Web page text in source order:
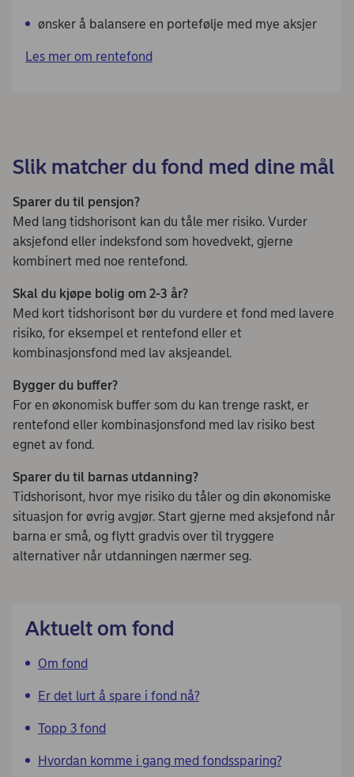
ønsker å balansere en portefølje med mye aksjer
Les mer om rentefond
Slik matcher du fond med dine mål
Sparer du til pensjon?
Med lang tidshorisont kan du tåle mer risiko. Vurder
aksjefond eller indeksfond som hovedvekt, gjerne
kombinert med noe rentefond.
Skal du kjøpe bolig om 2-3 år?
Med kort tidshorisont bør du vurdere et fond med lavere
risiko, for eksempel et rentefond eller et
kombinasjonsfond med lav aksjeandel.
Bygger du buffer?
For en økonomisk buffer som du kan trenge raskt, er
rentefond eller kombinasjonsfond med lav risiko best
egnet av fond.
Sparer du til barnas utdanning?
Tidshorisont, hvor mye risiko du tåler og din økonomiske
situasjon for øvrig avgjør. Start gjerne med aksjefond når
barna er små, og flytt gradvis over til tryggere
alternativer når utdanningen nærmer seg.
Aktuelt om fond
Om fond
Er det lurt å spare i fond nå?
Topp 3 fond
Hvordan komme i gang med fondssparing?